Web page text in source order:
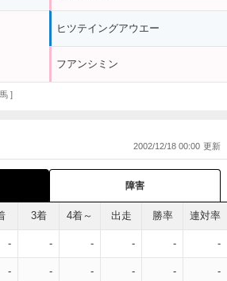
ヒツテイングアウエー
フアンシミン
]
2002/12/18 00:00
障害
3着 4着～ 出走 勝率 連対率
- - - - - -
- - - - - -